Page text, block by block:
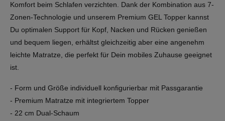
Komfort beim Schlafen verzichten. Dank der Kombination aus 7-
Zonen-Technologie und unserem Premium GEL Topper kannst
Du optimalen Support für Kopf, Nacken und Rücken genießen
und bequem liegen, erhältst gleichzeitig aber eine angenehm
leichte Matratze, die perfekt für Dein mobiles Zuhause geeignet
ist.
- Form und Größe individuell konfigurierbar mit Passgarantie
- Premium Matratze mit integriertem Topper
- 22 cm Dual-Schaum